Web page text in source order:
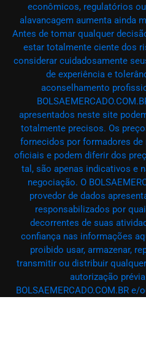
econômicos, regulatórios
alavancagem aumenta ainda
Antes de tomar qualquer
estar totalmente ciente dos
considerar cuidadosamente
de experiência e
aconselhamento
apresentados neste site
totalmente precisos. Os
fornecidos por formadores de
oficiais e podem diferir dos
tal, são apenas indicativos e
negociação. O
provedor de dados
responsabilizados por
decorrentes de suas
confiança nas informações
proibido usar, armazenar,
transmitir ou distribuir
autorização
BOLSAEMERCADO.COM.BR